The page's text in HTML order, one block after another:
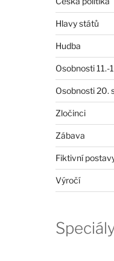
Hlavy států
Hudba
Osobnosti 11.-
Osobnosti 20.
Zločinci
Zábava
Fiktivní
Výročí